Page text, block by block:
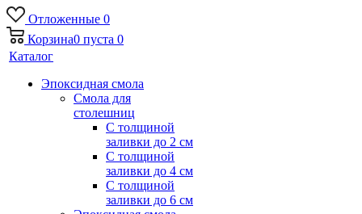
Отложенные 0
Корзина0 пуста 0
Каталог
Эпоксидная смола
Смола для
столешниц
С толщиной
заливки до 2 см
С толщиной
заливки до 4 см
С толщиной
заливки до 6 см